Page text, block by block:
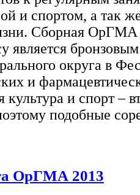
и спортом, а так
Сборная
является
округа в
и
и спорт –
подобные
ОрГМА 2013